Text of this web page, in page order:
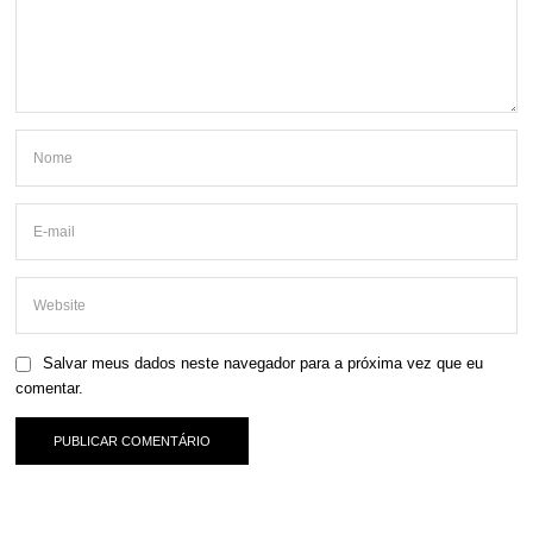
Salvar meus dados neste navegador para a próxima vez que eu
comentar.